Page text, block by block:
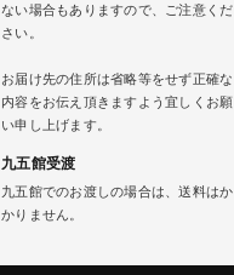
ない場合もありますので、ご注意くだ
さい。
お届け先の住所は省略等をせず正確な
内容をお伝え頂きますよう宜しくお願
い申し上げます。
九五館受渡
九五館でのお渡しの場合は、送料はか
かりません。